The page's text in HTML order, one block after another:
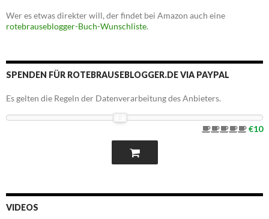
Wer es etwas direkter will, der findet bei Amazon auch eine
rotebrauseblogger-Buch-Wunschliste.
SPENDEN FÜR ROTEBRAUSEBLOGGER.DE VIA PAYPAL
Es gelten die Regeln der Datenverarbeitung des Anbieters.
€10
VIDEOS